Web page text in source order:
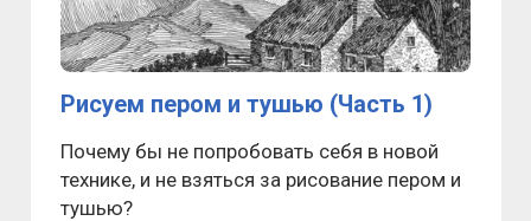
Рисуем пером и тушью (Часть 1)
Почему бы не попробовать себя в новой
технике, и не взяться за рисование пером и
тушью?